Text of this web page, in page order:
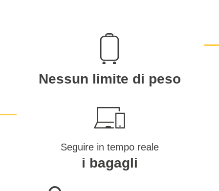
Nessun limite di peso
Seguire in tempo reale
i bagagli